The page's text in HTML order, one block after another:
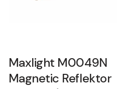
Maxlight M0049N
Magnetic Reflektor